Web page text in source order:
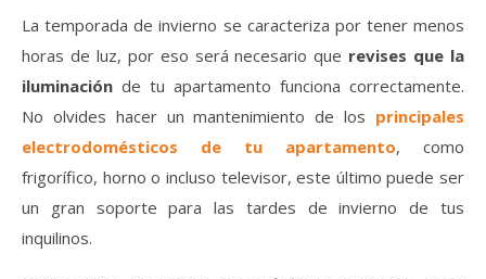
La temporada de invierno se caracteriza por tener menos
horas de luz, por eso será necesario que revises que la
iluminación de tu apartamento funciona correctamente.
No olvides hacer un mantenimiento de los principales
electrodomésticos de tu apartamento, como
frigorífico, horno o incluso televisor, este último puede ser
un gran soporte para las tardes de invierno de tus
inquilinos.